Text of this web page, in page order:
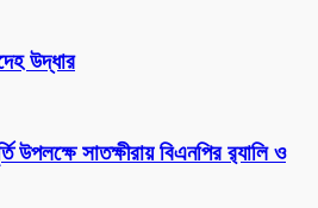
উদ্ধার
উপলক্ষে সাতক্ষীরায় বিএনপির র‌্যালি ও